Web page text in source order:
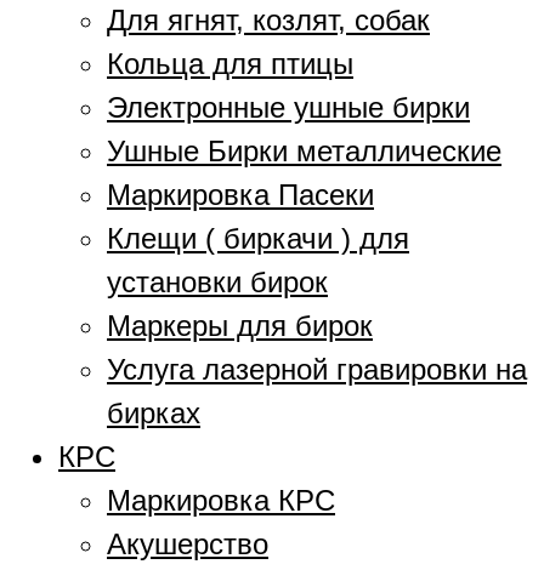
Для ягнят, козлят, собак
Кольца для птицы
Электронные ушные бирки
Ушные Бирки металлические
Маркировка Пасеки
Клещи ( биркачи ) для
установки бирок
Маркеры для бирок
Услуга лазерной гравировки на
бирках
КРС
Маркировка КРС
Акушерство